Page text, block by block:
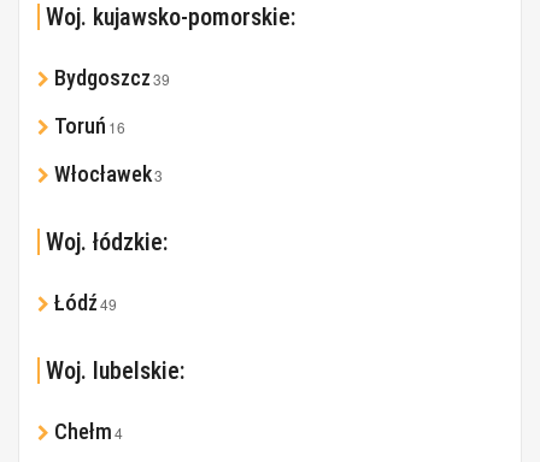
Woj. kujawsko-pomorskie:
Bydgoszcz39
Toruń 16
Włocławek3
Woj. łódzkie:
Łódź49
Woj. lubelskie:
Chełm4